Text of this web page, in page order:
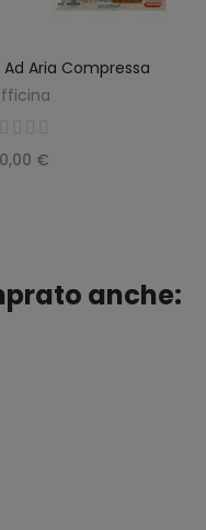
Aria Compressa
€
anche: